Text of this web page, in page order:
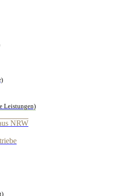
Leistungen)
NRW